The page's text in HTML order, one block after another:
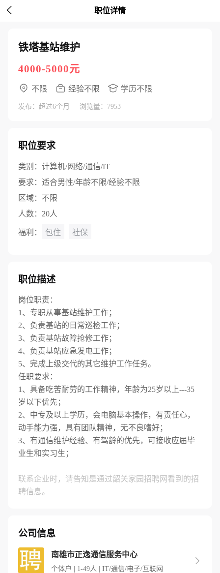
 职位详情
铁塔基站维护
4000-5000元
不限 经验不限 学历不限
发布：超过6个月 浏览量：7953
职位要求
类别： 计算机/网络/通信/IT
要求： 适合男性/年龄不限/经验不限
区域： 不限
人数： 20人
福利： 包住 社保
职位描述
岗位职责：
1、专职从事基站维护工作；
2、负责基站的日常巡检工作；
3、负责基站故障抢修工作；
4、负责基站应急发电工作；
5、完成上级交代的其它维护工作任务。
任职要求：
1、具备吃苦耐劳的工作精神，年龄为25岁以上---35
岁以下优先；
2、中专及以上学历，会电脑基本操作，有责任心，
动手能力强，具有团队精神，无不良嗜好；
3、有通信维护经验、有驾龄的优先，可接收应届毕
业生和实习生；
联系企业时，请告知是通过韶关家园招聘网看到的招
聘信息。
公司信息
南雄市正逸通信服务中心
个体户 | 1-49人 | IT/通信/电子/互联网
